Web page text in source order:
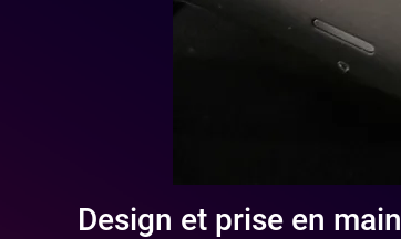
Design et prise en main